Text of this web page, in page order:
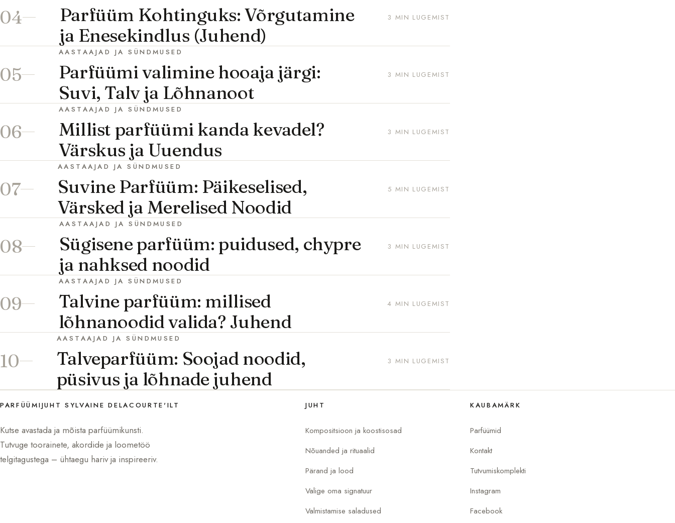
04
Parfüüm Kohtinguks: Võrgutamine
ja Enesekindlus (Juhend)
3 MIN LUGEMIST
05
AASTAAJAD JA SÜNDMUSED
Parfüümi valimine hooaja järgi:
Suvi, Talv ja Lõhnanoot
3 MIN LUGEMIST
06
AASTAAJAD JA SÜNDMUSED
Millist parfüümi kanda kevadel?
Värskus ja Uuendus
3 MIN LUGEMIST
07
AASTAAJAD JA SÜNDMUSED
Suvine Parfüüm: Päikeselised,
Värsked ja Merelised Noodid
5 MIN LUGEMIST
08
AASTAAJAD JA SÜNDMUSED
Sügisene parfüüm: puidused, chypre
ja nahksed noodid
3 MIN LUGEMIST
09
AASTAAJAD JA SÜNDMUSED
Talvine parfüüm: millised
lõhnanoodid valida? Juhend
4 MIN LUGEMIST
10
AASTAAJAD JA SÜNDMUSED
Talveparfüüm: Soojad noodid,
püsivus ja lõhnade juhend
3 MIN LUGEMIST
PARFÜÜMIJUHT SYLVAINE DELACOURTE'ILT
Kutse avastada ja mõista parfüümikunsti.
Tutvuge toorainete, akordide ja loometöö
telgitagustega – ühtaegu hariv ja inspireeriv.
JUHT
Kompositsioon ja koostisosad
Nõuanded ja rituaalid
Pärand ja lood
Valige oma signatuur
Valmistamise saladused
KAUBAMÄRK
Parfüümid
Kontakt
Tutvumiskomplekti
Instagram
Facebook